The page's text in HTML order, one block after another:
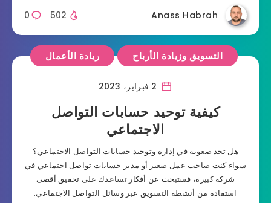
Anass Habrah
0 502
التسويق وزيادة الأرباح ريادة الأعمال
كيفية توحيد حسابات التواصل
الاجتماعي
هل تجد صعوبة في إدارة وتوحيد حسابات التواصل الاجتماعي؟
سواء كنت صاحب عمل صغير أو مدير حسابات تواصل اجتماعي في
شركة كبيرة، فستبحث عن أفكار تساعدك على تحقيق أقصى
استفادة من أنشطة التسويق عبر وسائل التواصل الاجتماعي.